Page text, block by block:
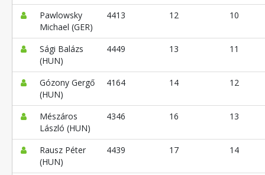
Pawlowsky
Michael (GER)
4413 12 10
Sági Balázs
(HUN)
4449 13 11
Gózony Gergő
(HUN)
4164 14 12
Mészáros
László (HUN)
4346 16 13
Rausz Péter
(HUN)
4439 17 14